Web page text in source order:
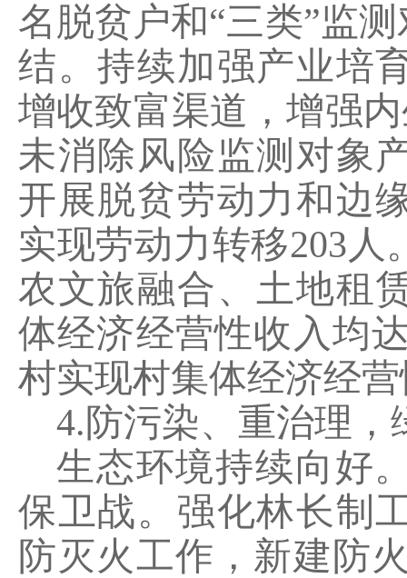
名脱贫户和“三类”监
结。持续加强产业培
增收致富渠道，增强
未消除风险监测对象
开展脱贫劳动力和边
实现劳动力转移203 人
农文旅融合、土地租
体经济经营性收入均
村实现村集体经济经
4.防污染、重治理
生态环境持续向好
保卫战。强化林长制
防灭火工作，新建防